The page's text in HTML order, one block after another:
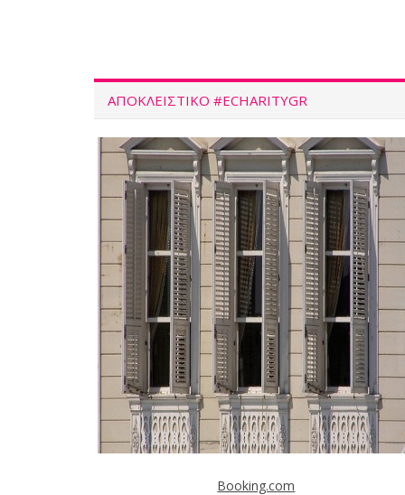
ΑΠΟΚΛΕΙΣΤΙΚΌ #ECHARITYGR
Booking.com